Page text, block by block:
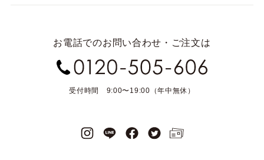
お電話でのお問い合わせ・ご注文は
受付時間 9:00〜19:00（年中無休）